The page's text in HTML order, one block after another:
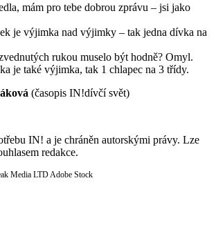
mám pro tebe dobrou zprávu – jsi jako
je výjimka nad výjimky – tak jedna dívka na
rukou muselo být hodně? Omyl.
je také výjimka, tak 1 chlapec na 3 třídy.
(časopis IN!dívčí svět)
IN! a je chráněn autorskými právy. Lze
redakce.
Media LTD Adobe Stock